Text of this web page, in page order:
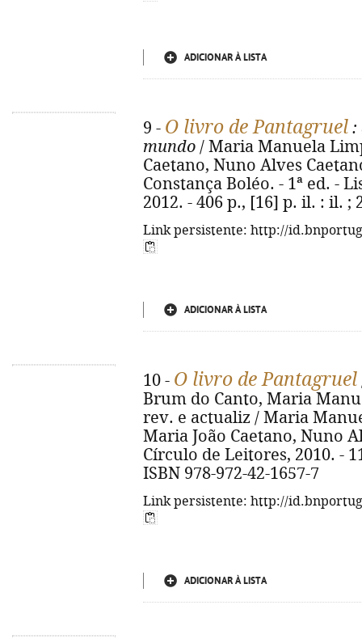
ADICIONAR À LISTA
9 - O livro de Pantagruel :
mundo / Maria Manuela
Caetano, Nuno Alves
Constança Boléo. - 1ª ed. -
2012. - 406 p., [16] p. il. : il. ;
Link persistente: http://
ADICIONAR À LISTA
10 - O livro de Pantagruel
Brum do Canto, Maria
rev. e actualiz / Maria
Maria João Caetano, Nuno
Círculo de Leitores, 2010. -
ISBN 978-972-42-1657-7
Link persistente: http://
ADICIONAR À LISTA